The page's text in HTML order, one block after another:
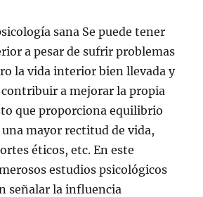
sana Se puede tener
a pesar de sufrir problemas
la vida interior bien llevada y
a mejorar la propia
que proporciona equilibrio
mayor rectitud de vida,
éticos, etc. En este
estudios psicológicos
señalar la influencia